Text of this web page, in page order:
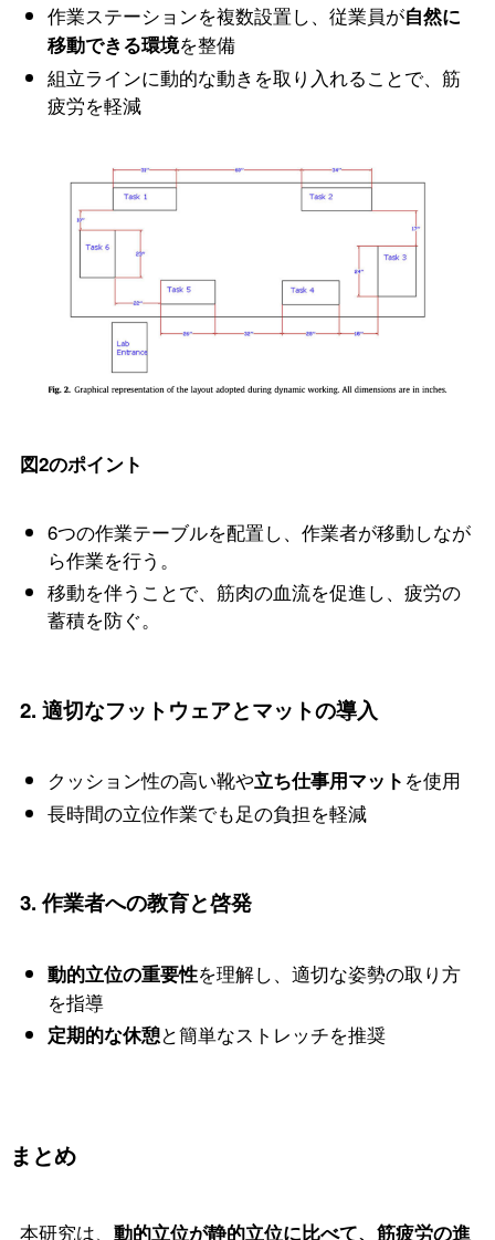
作業ステーションを複数設置し、従業員が自然に
移動できる環境を整備
組立ラインに動的な動きを取り入れることで、筋
疲労を軽減
図2のポイント
6つの作業テーブルを配置し、作業者が移動しなが
ら作業を行う。
移動を伴うことで、筋肉の血流を促進し、疲労の
蓄積を防ぐ。
2. 適切なフットウェアとマットの導入
クッション性の高い靴や立ち仕事用マット を使用
長時間の立位作業でも足の負担を軽減
3.作業者への教育と啓発
動的立位の重要性を理解し、適切な姿勢の取り方
を指導
定期的な休憩と簡単なストレッチを推奨
まとめ
本研究は、 動的立位が静的立位に比べて、筋疲労の進